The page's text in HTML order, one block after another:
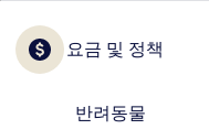
요금 및 정책
반려동물